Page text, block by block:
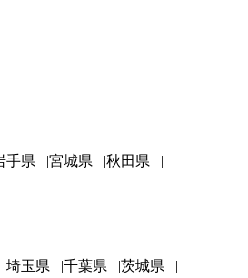
手県 宮城県
秋田県
埼玉県 千葉県
茨城県